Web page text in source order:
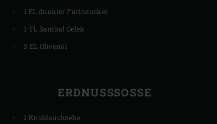
1 EL dunkler Farinzucker
1 TL Sambal Oelek
2 EL Olivenöl
ERDNUSSSOSSE
1 Knoblauchzehe